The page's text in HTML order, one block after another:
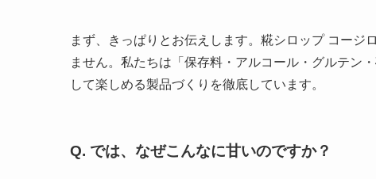
まず、きっぱりとお伝えします。糀シロップ コー
ません。私たちは「保存料・アルコール・グルテン
して楽しめる製品づくりを徹底しています。
Q. では、なぜこんなに甘いのですか？